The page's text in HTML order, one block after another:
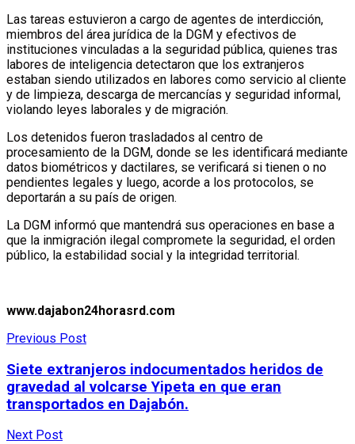
Las tareas estuvieron a cargo de agentes de interdicción,
miembros del área jurídica de la DGM y efectivos de
instituciones vinculadas a la seguridad pública, quienes tras
labores de inteligencia detectaron que los extranjeros
estaban siendo utilizados en labores como servicio al cliente
y de limpieza, descarga de mercancías y seguridad informal,
violando leyes laborales y de migración.
Los detenidos fueron trasladados al centro de
procesamiento de la DGM, donde se les identificará mediante
datos biométricos y dactilares, se verificará si tienen o no
pendientes legales y luego, acorde a los protocolos, se
deportarán a su país de origen.
La DGM informó que mantendrá sus operaciones en base a
que la inmigración ilegal compromete la seguridad, el orden
público, la estabilidad social y la integridad territorial.
www.dajabon24horasrd.com
Previous Post
Siete extranjeros indocumentados heridos de
gravedad al volcarse Yipeta en que eran
transportados en Dajabón.
Next Post